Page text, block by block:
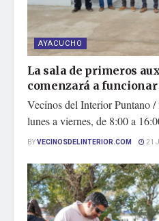
AYACUCHO
La sala de primeros
comenzará a
Vecinos del Interior Puntano
lunes a viernes, de 8:00 a
BYVECINOSDELINTERIOR.COM 21